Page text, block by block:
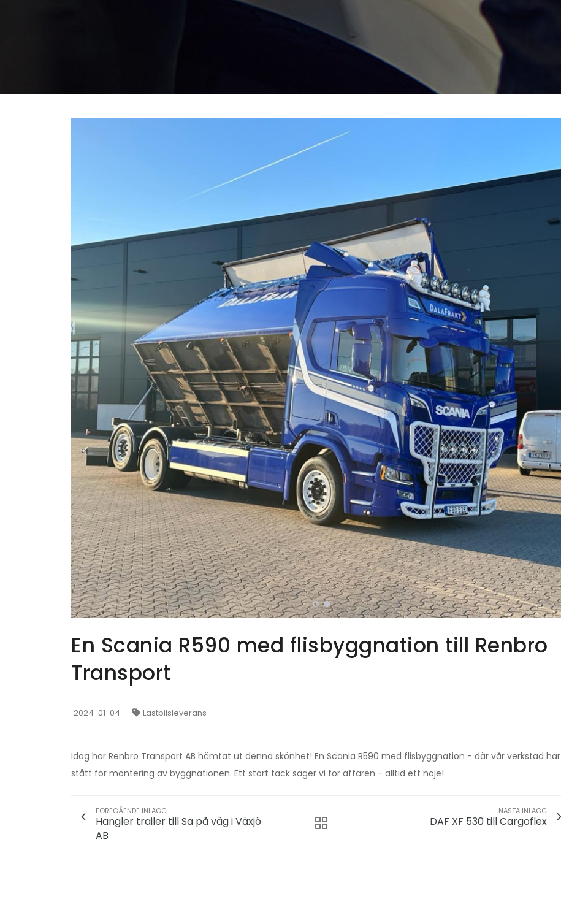
En Scania R590 med flisbyggnation till Renbro
Transport
2024-01-04 Lastbilsleverans
Idag har Renbro Transport AB hämtat ut denna skönhet! En Scania R590 med flisbyggnation - där vår verkstad har
stått för montering av byggnationen. Ett stort tack säger vi för affären - alltid ett nöje!
FÖREGÅENDE INLÄGG
Hangler trailer till Sa på väg i Växjö
AB
NÄSTA INLÄGG
DAF XF 530 till Cargoflex